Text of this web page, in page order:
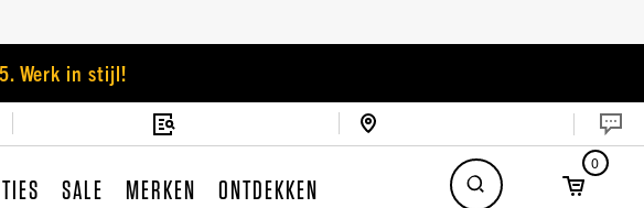
Werk in stijl!
SALE MERKEN ONTDEKKEN
0